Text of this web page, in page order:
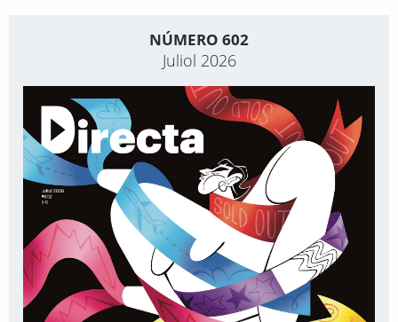
NÚMERO 602
Juliol 2026